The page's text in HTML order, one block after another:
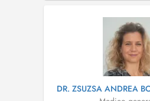
suivant : sec.medical....
DR. ZSUZSA ANDREA